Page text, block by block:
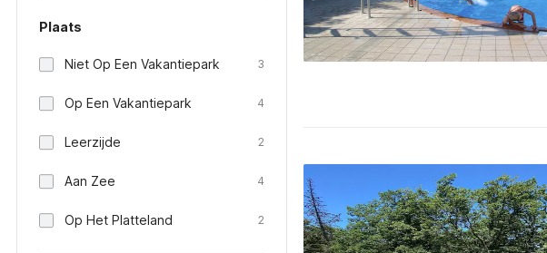
Plaats
Niet Op Een Vakantiepark 3
Op Een Vakantiepark 4
Leerzijde 2
Aan Zee 4
Op Het Platteland 2